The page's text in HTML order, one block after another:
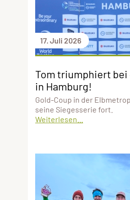
17. Juli 2026
Tom triumphiert bei
in Hamburg!
Gold-Coup in der
seine Siegesserie fort.
Weiterlesen...